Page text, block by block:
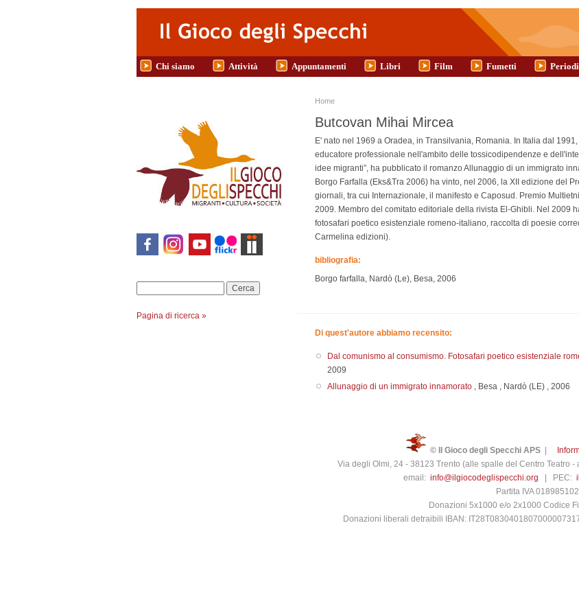
Chi siamo Attività Appuntamenti Libri Film Fumetti
Pagina di ricerca »
Tu sei qui
Home
Butcovan Mihai Mircea
E' nato nel 1969 a Oradea, in Transilvania, Romania. In Italia dal
educatore professionale nell'ambito delle tossicodipendenze e
idee migranti”, ha pubblicato il romanzo Allunaggio di un immigrato
Borgo Farfalla (Eks&Tra 2006) ha vinto, nel 2006, la XII edizione del
giornali, tra cui Internazionale, il manifesto e Caposud. Premio
2009. Membro del comitato editoriale della rivista El-Ghibli. Nel 2009
fotosafari poetico esistenziale romeno-italiano, raccolta di poesie
Carmelina edizioni).
bibliografia:
Borgo farfalla, Nardò (Le), Besa, 2006
Di quest'autore abbiamo recensito:
Dal comunismo al consumismo. Fotosafari poetico esistenziale
2009
Allunaggio di un immigrato innamorato , Besa , Nardò (LE) , 2006
© Il Gioco degli Specchi APS|
Via degli Olmi, 24 - 38123 Trento (alle spalle del Centro Teatro
email: info@ilgiocodeglispecchi.org | PEC:
Partita IVA
Donazioni 5x1000 e/o 2x1000 Codice
Donazioni liberali detraibili IBAN: